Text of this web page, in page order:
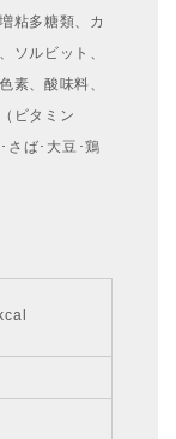
粘多糖類、カ
ソルビット、
素、酸味料、
ビタミン
さば･大豆･鶏